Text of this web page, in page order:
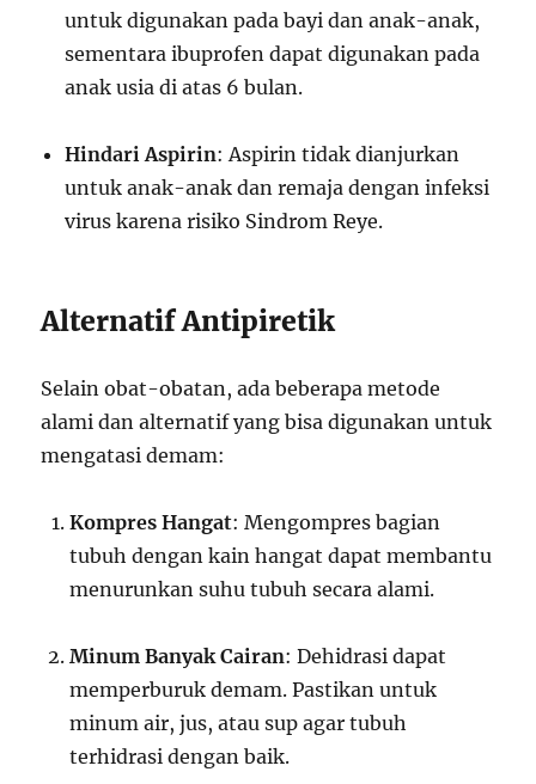
untuk digunakan pada bayi dan anak-anak,
sementara ibuprofen dapat digunakan pada
anak usia di atas 6 bulan.
Hindari Aspirin: Aspirin tidak dianjurkan
untuk anak-anak dan remaja dengan infeksi
virus karena risiko Sindrom Reye.
Alternatif Antipiretik
Selain obat-obatan, ada beberapa metode
alami dan alternatif yang bisa digunakan untuk
mengatasi demam:
Kompres Hangat: Mengompres bagian
tubuh dengan kain hangat dapat membantu
menurunkan suhu tubuh secara alami.
Minum Banyak Cairan: Dehidrasi dapat
memperburuk demam. Pastikan untuk
minum air, jus, atau sup agar tubuh
terhidrasi dengan baik.